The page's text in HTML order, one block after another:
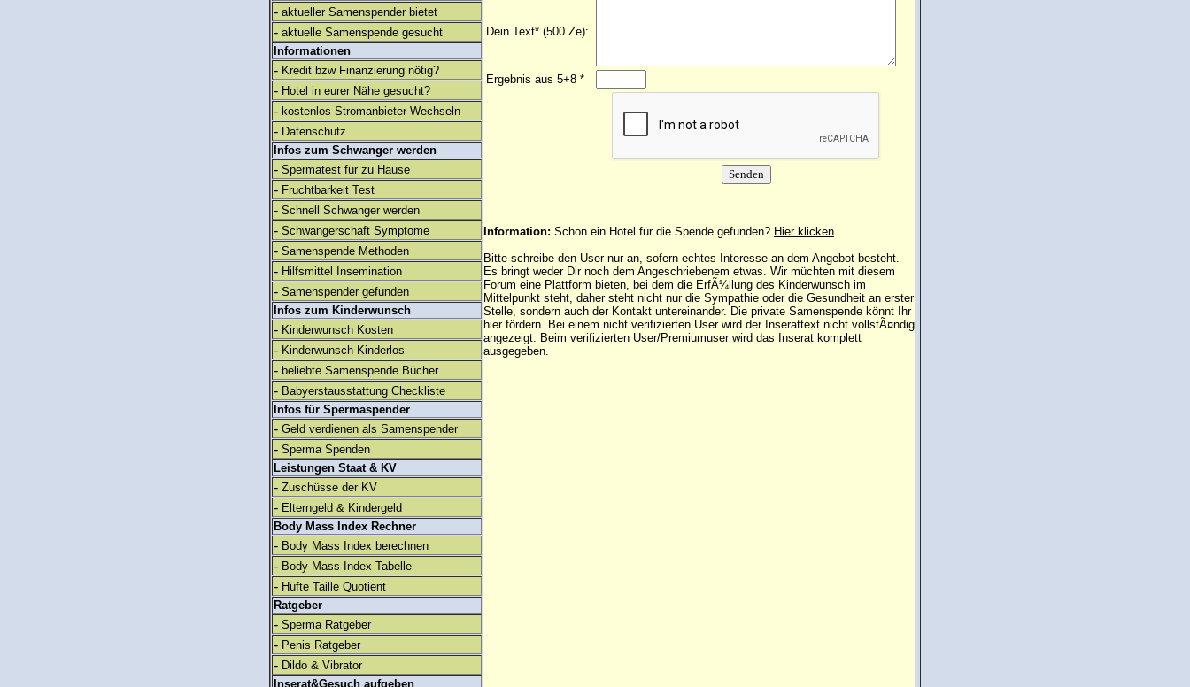
- aktueller Samenspender bietet
- aktuelle Samenspende gesucht
Informationen
- Kredit bzw Finanzierung nötig?
- Hotel in eurer Nähe gesucht?
- kostenlos Stromanbieter Wechseln
- Datenschutz
Infos zum Schwanger werden
- Spermatest für zu Hause
- Fruchtbarkeit Test
- Schnell Schwanger werden
- Schwangerschaft Symptome
- Samenspende Methoden
- Hilfsmittel Insemination
- Samenspender gefunden
Infos zum Kinderwunsch
- Kinderwunsch Kosten
- Kinderwunsch Kinderlos
- beliebte Samenspende Bücher
- Babyerstausstattung Checkliste
Infos für Spermaspender
- Geld verdienen als Samenspender
- Sperma Spenden
Leistungen Staat & KV
- Zuschüsse der KV
- Elterngeld & Kindergeld
Body Mass Index Rechner
- Body Mass Index berechnen
- Body Mass Index Tabelle
- Hüfte Taille Quotient
Ratgeber
- Sperma Ratgeber
- Penis Ratgeber
- Dildo & Vibrator
Inserat&Gesuch aufgeben
Dein Text* (500 Ze):
Ergebnis aus 5+8 *
Information: Schon ein Hotel für die Spende gefunden? Hier klicken
Bitte schreibe den User nur an, sofern echtes Interesse an dem Angebot besteht.
Es bringt weder Dir noch dem Angeschriebenem etwas. Wir müchten mit diesem
Forum eine Plattform bieten, bei dem die ErfÃ¼llung des Kinderwunsch im
Mittelpunkt steht, daher steht nicht nur die Sympathie oder die Gesundheit an erster
Stelle, sondern auch der Kontakt untereinander. Die private Samenspende könnt Ihr
hier fördern. Bei einem nicht verifizierten User wird der Inserattext nicht vollstÃ¤ndig
angezeigt. Beim verifizierten User/Premiumuserwird das Inserat komplett
ausgegeben.